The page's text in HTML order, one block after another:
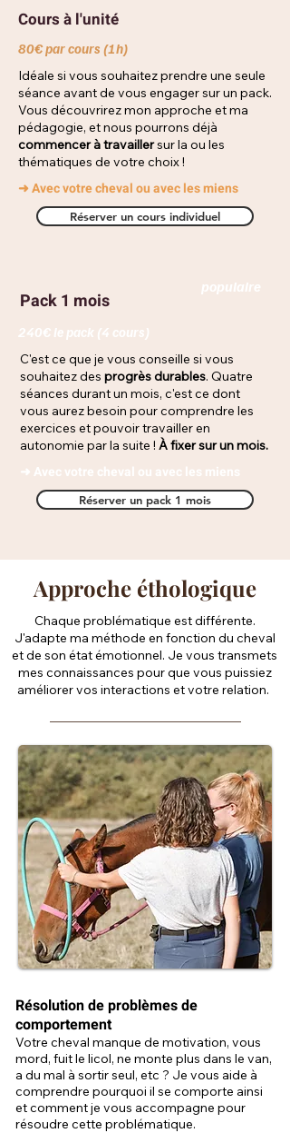
Cours à l'unité
80€ par cours (1h)
Idéale si vous souhaitez prendre une seule
séance avant de vous engager sur un pack.
Vous découvrirez mon approche et ma
pédagogie, et nous pourrons déjà
commencer à travaillersur la ou les
thématiques de votre choix !
➜ Avec votre cheval ou avec les miens
Réserver un cours individuel
Pack 1 mois
populaire
240€ le pack (4 cours)
C'est ce que je vous conseille si vous
souhaitez des progrèsdurables. Quatre
séances durant un mois, c'est ce dont
vous aurez besoin pour comprendre les
exercices et pouvoir travailler en
autonomie par la suite ! À fixer sur un mois.
➜ Avec votre cheval ou avec les miens
Réserver un pack 1 mois
Approche éthologique
Chaque problématique est différente.
J'adapte ma méthode en fonction du cheval
et de son état émotionnel. Je vous transmets
mes connaissances pour que vous puissiez
améliorer vos interactions et votre relation.
Résolution de problèmes de
comportement
Votre cheval manque de motivation, vous
mord, fuit le licol, ne monte plus dans le van,
a du mal à sortir seul, etc ? Je vous aide à
comprendre pourquoi il se comporte ainsi
et comment je vous accompagne pour
résoudre cette problématique.